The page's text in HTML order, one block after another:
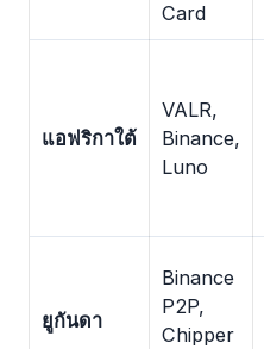
Card
แอฟริกาใต้
VALR,
Binance,
Luno
ยูกันดา
Binance
P2P,
Chipper